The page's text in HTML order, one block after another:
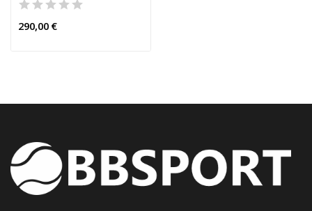
290,00 €